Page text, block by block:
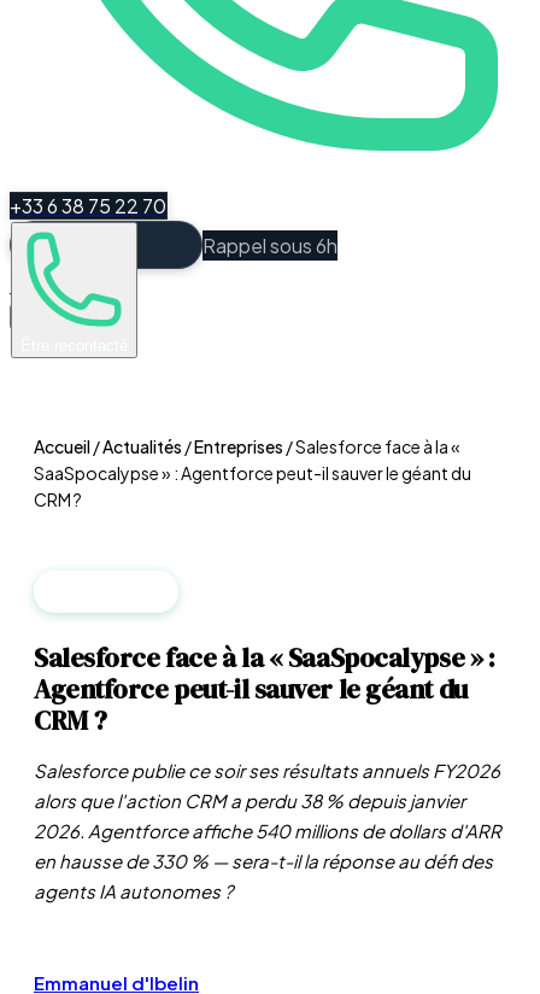
+33 6 38 75 22 70
Rappel sous 6h
Espace Client
Accueil/Actualités /Entreprises /Salesforce face à la «
SaaSpocalypse » : Agentforce peut-il sauver le géant du
CRM ?
Salesforce face à la « SaaSpocalypse » :
Agentforce peut-il sauver le géant du
CRM ?
Salesforce publie ce soir ses résultats annuels FY2026
alors que l'action CRM a perdu 38 % depuis janvier
2026. Agentforce affiche 540 millions de dollars d'ARR
en hausse de 330 % — sera-t-il la réponse au défi des
agents IA autonomes ?
Emmanuel d'Ibelin